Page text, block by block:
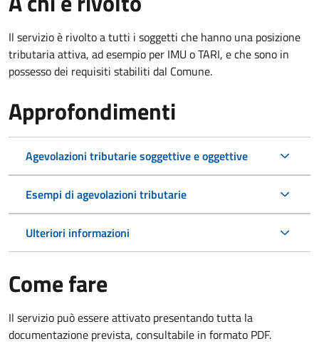
Il servizio è rivolto a tutti i soggetti che hanno una posizione
tributaria attiva, ad esempio per IMU o TARI, e che sono in
possesso dei requisiti stabiliti dal Comune.
Approfondimenti
Agevolazioni tributarie soggettive e oggettive
Esempi di agevolazioni tributarie
Ulteriori informazioni
Come fare
Il servizio può essere attivato presentando tutta la
documentazione prevista, consultabile in formato PDF.